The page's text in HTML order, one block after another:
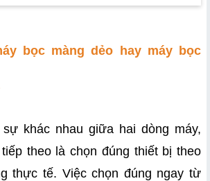
bọc màng dẻo hay máy bọc
khác nhau giữa hai dòng máy,
theo là chọn đúng thiết bị theo
thực tế. Việc chọn đúng ngay từ